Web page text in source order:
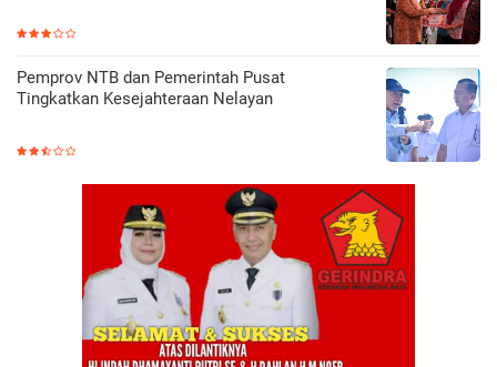
Pemprov NTB dan Pemerintah Pusat
Tingkatkan Kesejahteraan Nelayan